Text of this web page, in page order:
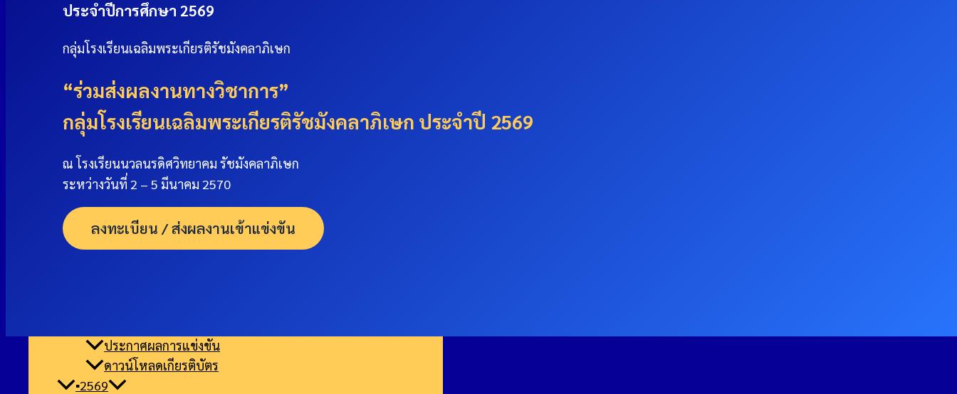
▪︎เกี่ยวกับเรา
ภาพกิจกรรม
▪︎ประมวลภาพกิจกรรม
การประชุมสัมมนา
▪︎2568
ประกาศผลการแข่งขัน
ดาวน์โหลดเกียรติบัตร
▪︎2569
ประจำปีการศึกษา 2569
กลุ่มโรงเรียนเฉลิมพระเกียรติรัชมังคลาภิเษก
“ร่วมส่งผลงานทางวิชาการ”
กลุ่มโรงเรียนเฉลิมพระเกียรติรัชมังคลาภิเษก ประจำปี 2569
ณ โรงเรียนนวลนรดิศวิทยาคม รัชมังคลาภิเษก
ระหว่างวันที่ 2 – 5 มีนาคม 2570
ลงทะเบียน / ส่งผลงานเข้าแข่งขัน